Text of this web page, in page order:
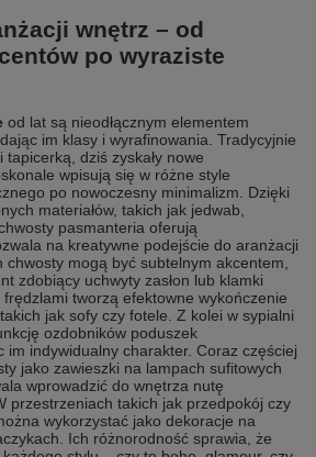
wnętrz – od
po wyraziste
od lat są nieodłącznym elementem
im klasy i wyrafinowania. Tradycyjnie
tapicerką, dziś zyskały nowe
wpisują się w różne style
po nowoczesny minimalizm. Dzięki
materiałów, takich jak jedwab,
pasmanteria oferują
na kreatywne podejście do aranżacji
chwosty mogą być subtelnym akcentem,
zdobiący uchwyty zasłon lub klamki
frędzlami tworzą efektowne wykończenie
jak sofy czy fotele. Z kolei w sypialni
ozdobników poduszek
im indywidualny charakter. Coraz częściej
jako zawieszki na lampach sufitowych
wprowadzić do wnętrza nutę
przestrzeniach takich jak przedpokój czy
wykorzystać jako dekoracje na
Ich różnorodność sprawia, że